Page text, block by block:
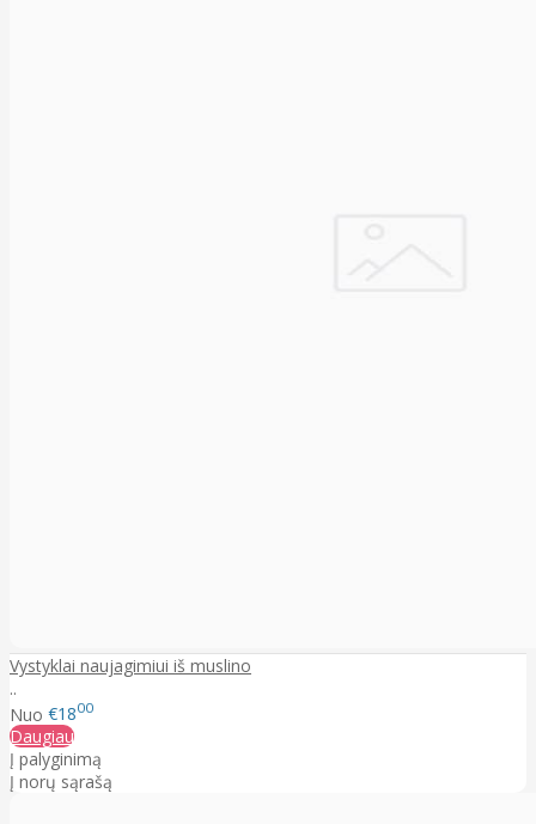
Vystyklai naujagimiui iš muslino
..
Nuo €1800
Daugiau
Į palyginimą
Į norų sąrašą